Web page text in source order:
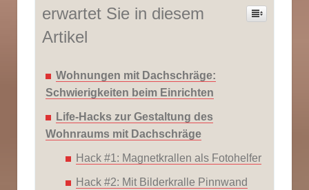
erwartet Sie in diesem
Artikel
Wohnungen mit Dachschräge:
Schwierigkeiten beim Einrichten
Life-Hacks zur Gestaltung des
Wohnraums mit Dachschräge
Hack #1: Magnetkrallen als Fotohelfer
Hack #2: Mit Bilderkralle Pinnwand